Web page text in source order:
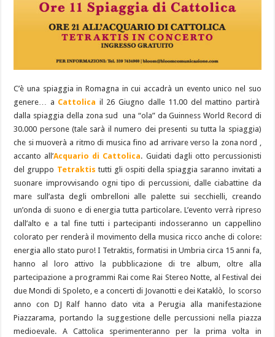
C’è una spiaggia in Romagna in cui accadrà un evento unico nel suo
genere… a Cattolica il 26 Giugno dalle 11.00 del mattino partirà
dalla spiaggia della zona sud una “ola” da Guinness World Record di
30.000 persone (tale sarà il numero dei presenti su tutta la spiaggia)
che si muoverà a ritmo di musica fino ad arrivare verso la zona nord ,
accanto all’Acquario di Cattolica. Guidati dagli otto percussionisti
del gruppo Tetraktis tutti gli ospiti della spiaggia saranno invitati a
suonare improvvisando ogni tipo di percussioni, dalle ciabattine da
mare sull’asta degli ombrelloni alle palette sui secchielli, creando
un’onda di suono e di energia tutta particolare. L’evento verrà ripreso
dall’alto e a tal fine tutti i partecipanti indosseranno un cappellino
colorato per renderà il movimento della musica ricco anche di colore:
energia allo stato puro! I Tetraktis, formatisi in Umbria circa 15 anni fa,
hanno al loro attivo la pubblicazione di tre album, oltre alla
partecipazione a programmi Rai come Rai Stereo Notte, al Festival dei
due Mondi di Spoleto, e a concerti di Jovanotti e dei Kataklò, lo scorso
anno con DJ Ralf hanno dato vita a Perugia alla manifestazione
Piazzarama, portando la suggestione delle percussioni nella piazza
medioevale. A Cattolica sperimenteranno per la prima volta in